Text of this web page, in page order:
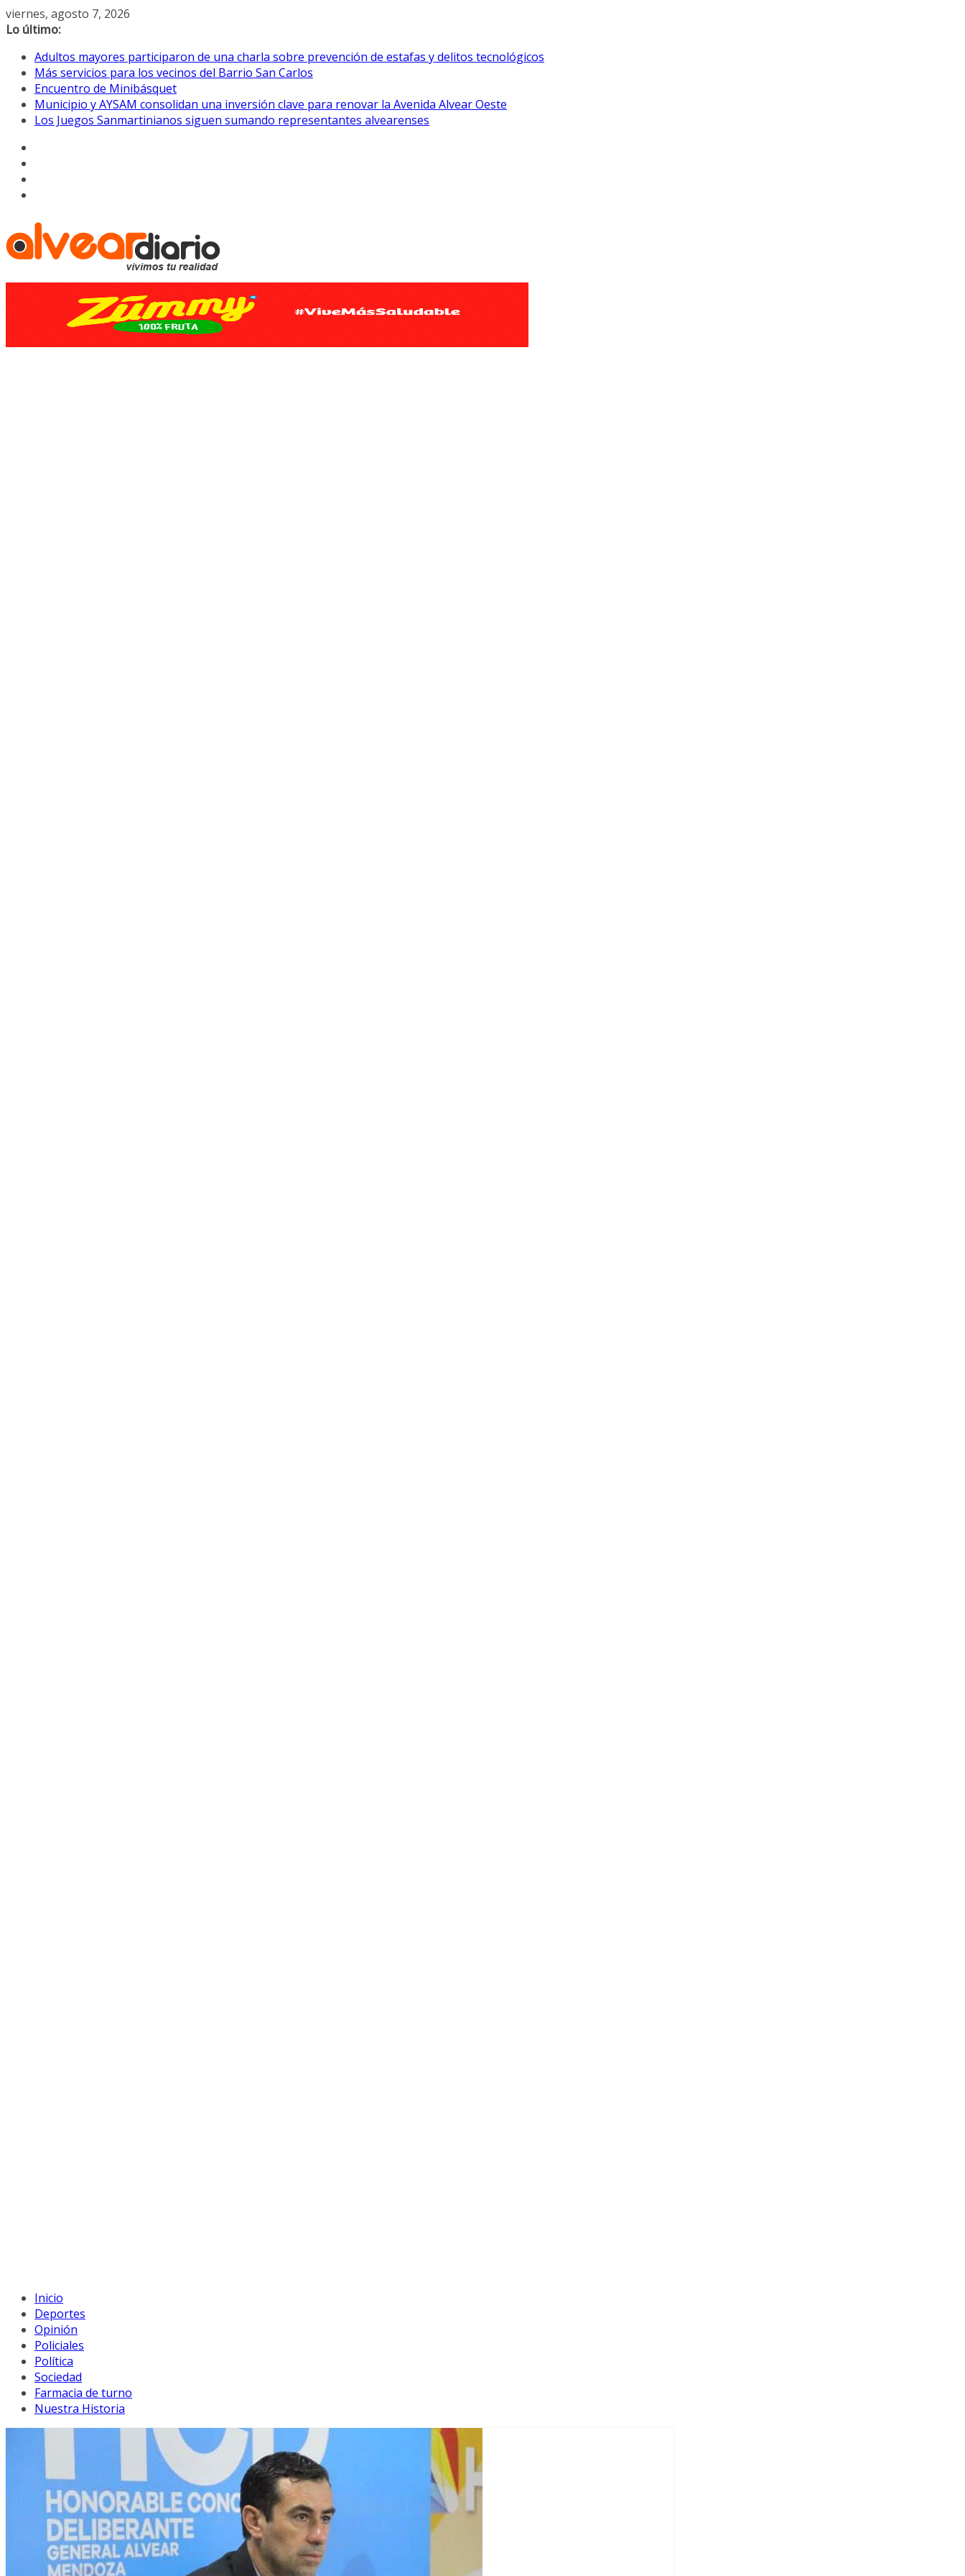
Saltar
al
viernes, agosto 7, 2026
Lo último:
Adultos mayores participaron de una charla sobre prevención de estafas y delitos tecnológicos
Más servicios para los vecinos del Barrio San Carlos
Encuentro de Minibásquet
Municipio y AYSAM consolidan una inversión clave para renovar la Avenida Alvear Oeste
Los Juegos Sanmartinianos siguen sumando representantes alvearenses
Inicio
Deportes
Opinión
Policiales
Política
Sociedad
Farmacia de turno
Nuestra Historia